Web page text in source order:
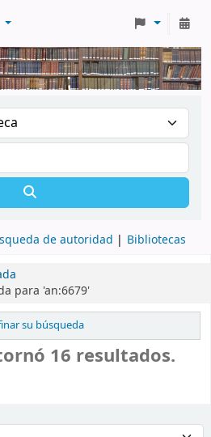
de autoridad Bibliotecas
para 'an:6679'
su búsqueda
16 resultados.